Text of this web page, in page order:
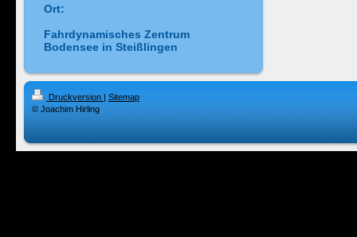
Ort:
Fahrdynamisches Zentrum
Bodensee in Steißlingen
Druckversion | Sitemap
© Joachim Hirling